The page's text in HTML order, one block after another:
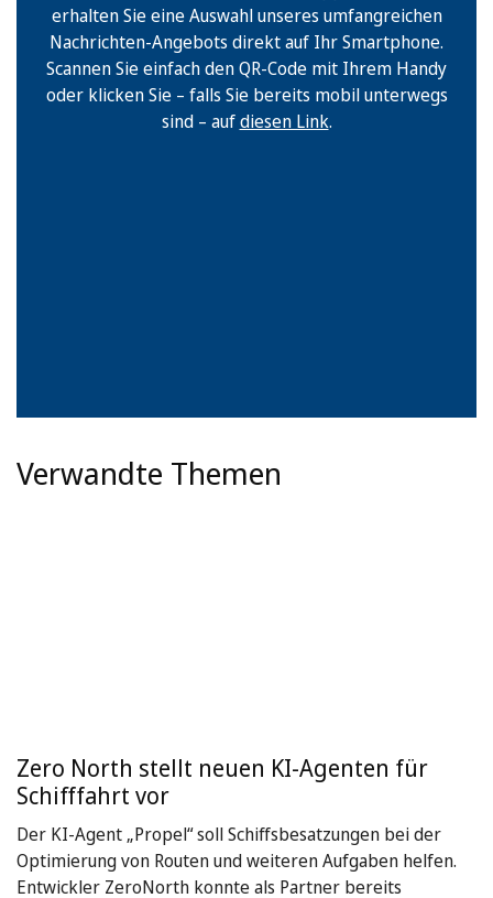
erhalten Sie eine Auswahl unseres umfangreichen
Nachrichten-Angebots direkt auf Ihr Smartphone.
Scannen Sie einfach den QR-Code mit Ihrem Handy
oder klicken Sie – falls Sie bereits mobil unterwegs
sind – aufdiesen Link.
Verwandte Themen
Zero North stellt neuen KI-Agenten für
Schifffahrt vor
Der KI-Agent „Propel“ soll Schiffsbesatzungen bei der
Optimierung von Routen und weiteren Aufgaben helfen.
Entwickler ZeroNorth konnte als Partner bereits